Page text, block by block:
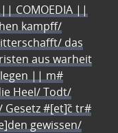
COMOEDIA ||
kampff/
das
aus warheit
|| m#
Heel/ Todt/
#[et]c̃ tr#
gewissen/